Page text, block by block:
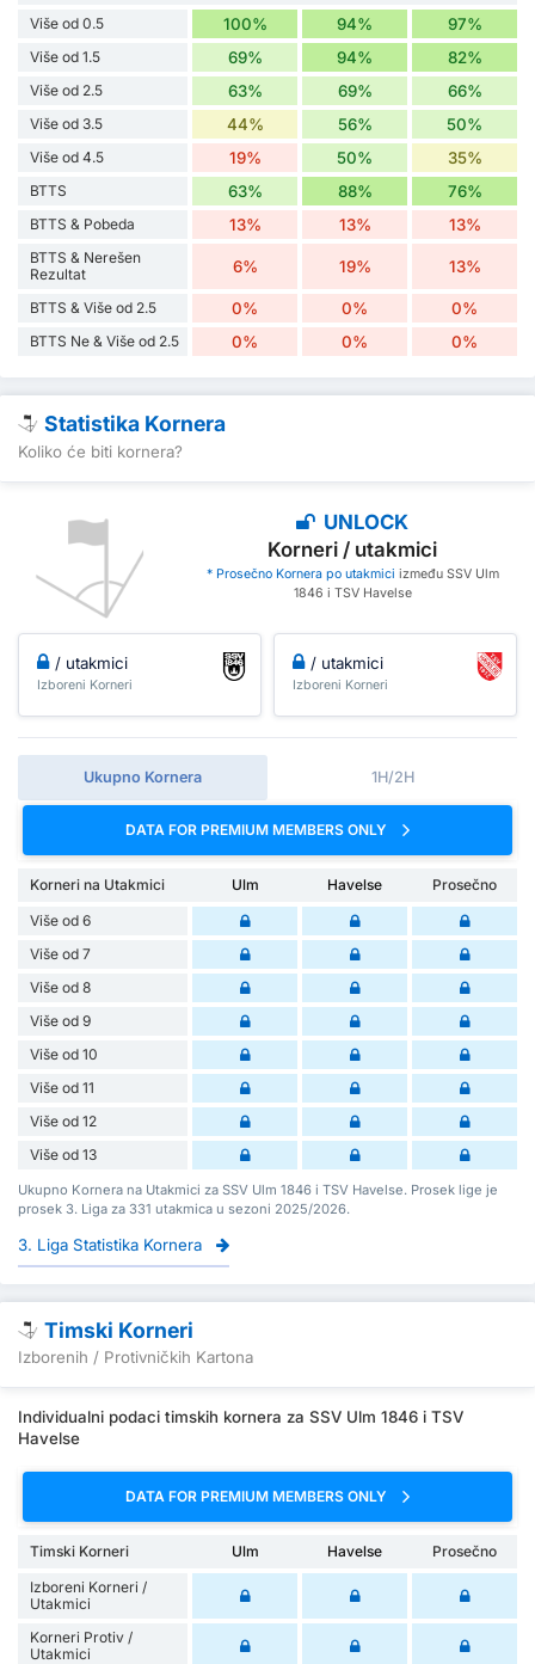
Više od 0.5
100% 94% 97%
Više od 1.5 69% 94% 82%
Više od 2.5 63% 69% 66%
Više od 3.5 44% 56% 50%
Više od 4.5 19% 50% 35%
BTTS 63% 88% 76%
BTTS & Pobeda 13% 13% 13%
BTTS & Nerešen
Rezultat
6% 19% 13%
BTTS & Više od 2.5 0% 0% 0%
BTTS Ne & Više od 2.5 0% 0% 0%
Statistika Kornera
Koliko će biti kornera?
UNLOCK
Korneri / utakmici
* Prosečno Kornera po utakmici između SSV Ulm
1846 i TSV Havelse
/ utakmici
Izboreni Korneri
/ utakmici
Izboreni Korneri
Ukupno Kornera 1H/2H
DATA FOR PREMIUM MEMBERS ONLY
Korneri na Utakmici Ulm Havelse
Prosečno
Više od 6
Više od 7
Više od 8
Više od 9
Više od 10
Više od 11
Više od 12
Više od 13
Ukupno Kornera na Utakmici za SSV Ulm 1846 i TSV Havelse. Prosek lige je
prosek 3. Liga za 331 utakmica u sezoni 2025/2026.
3. Liga Statistika Kornera
Timski Korneri
Izborenih / Protivničkih Kartona
Individualni podaci timskih kornera za SSV Ulm 1846 i TSV
Havelse
DATA FOR PREMIUM MEMBERS ONLY
Timski Korneri Ulm Havelse
Prosečno
Izboreni Korneri /
Utakmici
Korneri Protiv /
Utakmici